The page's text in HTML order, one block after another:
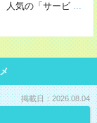
人気の「サービ ...
掲載日：2026.08.04